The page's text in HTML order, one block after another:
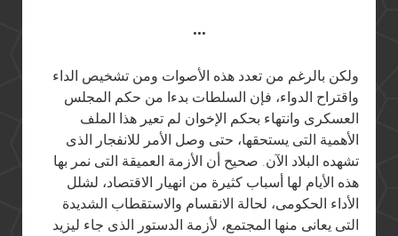
•••
ولكن بالرغم من تعدد هذه الأصوات ومن تشخيص الداء
واقتراح الدواء، فإن السلطات بدءا من حكم المجلس
العسكرى وانتهاء بحكم الإخوان لم تعير هذا الملف
الأهمية التى يستحقها، حتى وصل الأمر للانفجار الذى
تشهده البلاد الآن. صحيح أن الأزمة العميقة التى نمر بها
هذه الأيام لها أسباب كثيرة من انهيار الاقتصاد، لشلل
الأداء الحكومى، لحالة الانقسام والاستقطاب الشديدة
التى يعانى منها المجتمع، لأزمة الدستور الذى جاء ليزيد